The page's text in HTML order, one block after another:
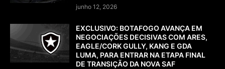
junho 12, 2026
EXCLUSIVO: BOTAFOGO AVANÇA EM
NEGOCIAÇÕES DECISIVAS COM ARES,
EAGLE/CORK GULLY, KANG E GDA
LUMA, PARA ENTRAR NA ETAPA FINAL
DE TRANSIÇÃO DA NOVA SAF